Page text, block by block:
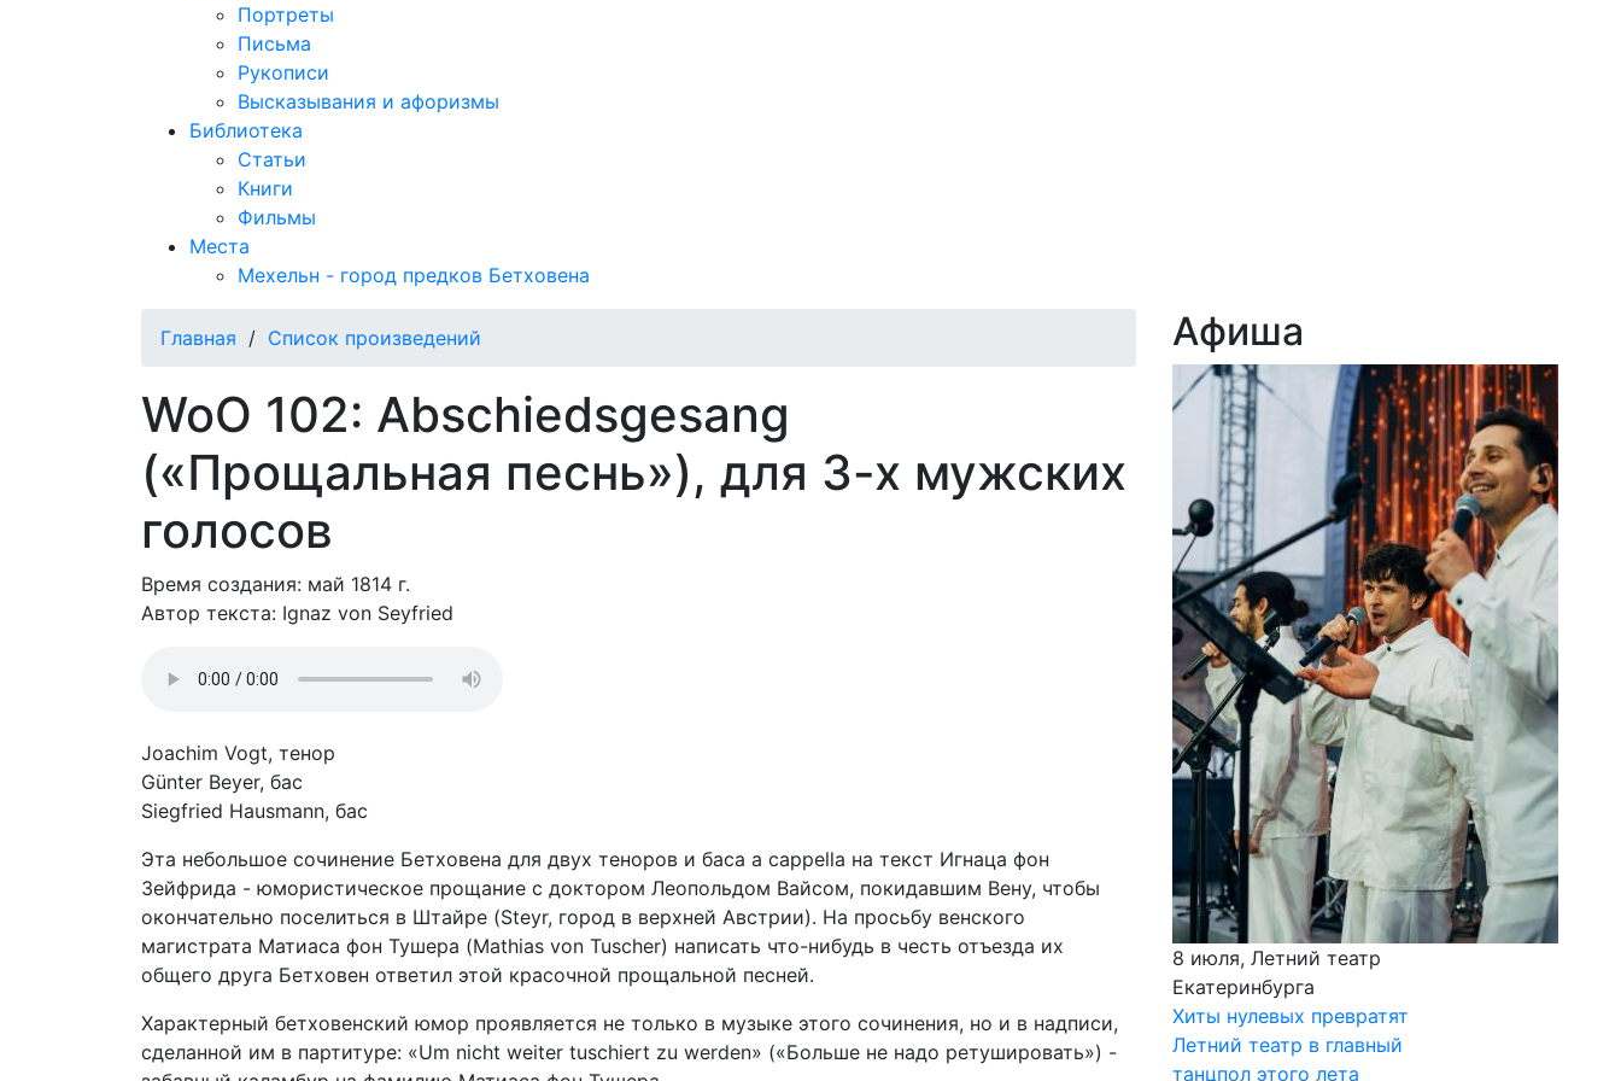
Портреты
Письма
Рукописи
Высказывания и афоризмы
Библиотека
Статьи
Книги
Фильмы
Места
Мехельн - город предков Бетховена
Главная / Список произведений
WoO 102: Abschiedsgesang
(«Прощальная песнь»), для 3-х мужских
голосов
Время создания: май 1814 г.
Автор текста: Ignaz von Seyfried
Joachim Vogt, тенор
Günter Beyer, бас
Siegfried Hausmann, бас
Эта небольшое сочинение Бетховена для двух теноров и баса a cappella на текст Игнаца фон
Зейфрида - юмористическое прощание с доктором Леопольдом Вайсом, покидавшим Вену, чтобы
окончательно поселиться в Штайре (Steyr, город в верхней Австрии). На просьбу венского
магистрата Матиаса фон Тушера (Mathias von Tuscher) написать что-нибудь в честь отъезда их
общего друга Бетховен ответил этой красочной прощальной песней.
Характерный бетховенский юмор проявляется не только в музыке этого сочинения, но и в надписи,
сделанной им в партитуре: «Um nicht weiter tuschiert zu werden» («Больше не надо ретушировать») -
Афиша
8 июля, Летний театр
Екатеринбурга
Хиты нулевых превратят
Летний театр в главный
танцпол этого лета